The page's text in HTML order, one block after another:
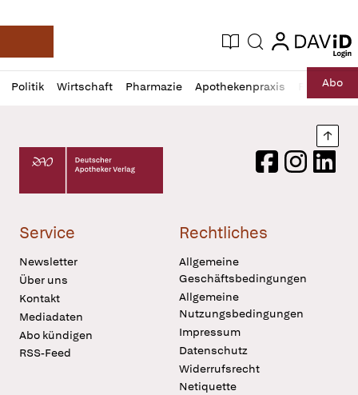
Deutsche Apotheker Zeitung
Aktuelle Ausgabe
Suche login
login
Politik Wirtschaft Pharmazie Apothekenpraxis RechtAbo
Profil
öffnen
Daz
Pur
Deutscher Apotheker Verlag Logo
FacebookInstagram
Service
Newsletter
Über uns
Kontakt
Mediadaten
Abo kündigen
RSS-Feed
Rechtliches
Allgemeine
Geschäftsbedingungen
Allgemeine
Nutzungsbedingungen
Impressum
Datenschutz
Widerrufsrecht
Netiquette